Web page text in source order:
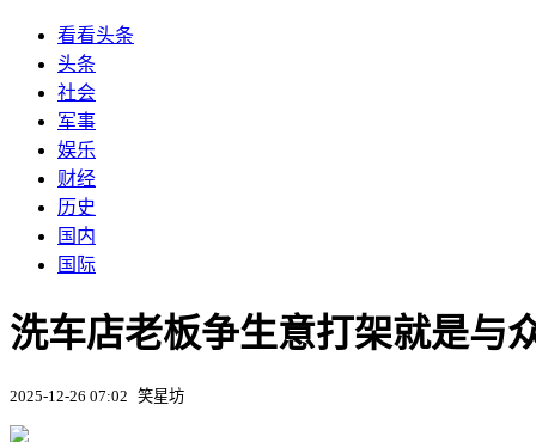
看看头条
头条
社会
军事
娱乐
财经
历史
国内
国际
洗车店老板争生意打架就是与
2025-12-26 07:02 笑星坊